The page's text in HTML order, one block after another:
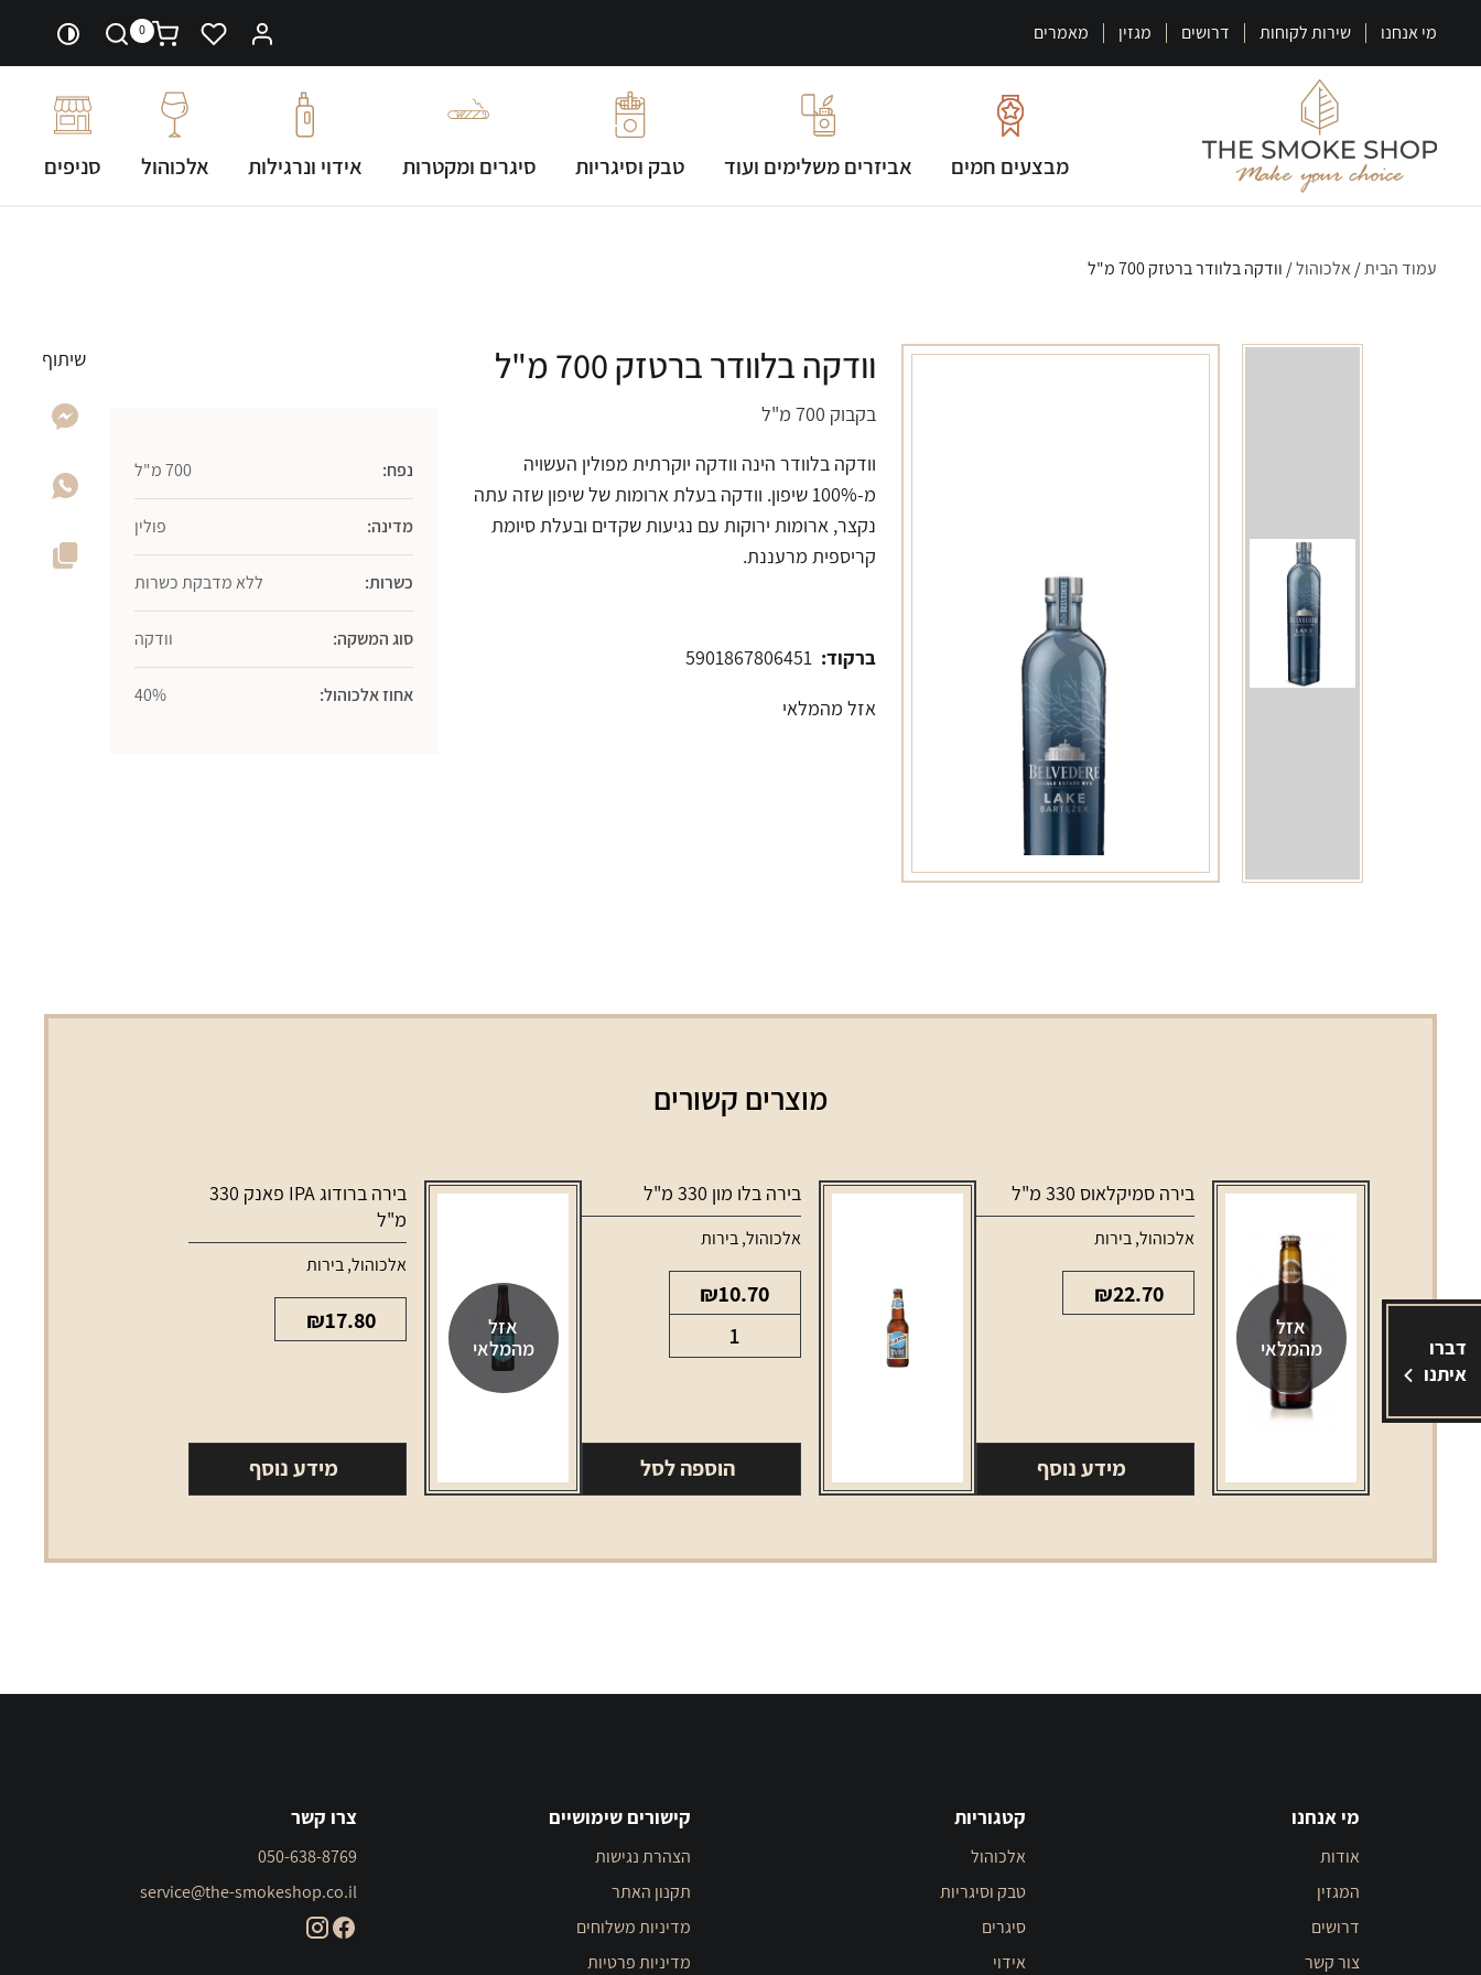
מי אנחנו שירות לקוחות דרושים מגזין מאמרים 0
מבצעים חמים אביזרים משלימים ועוד טבק וסיגריות סיגרים ומקטרות אידוי ונרגילות אלכוהול סניפים
דברו
איתנו
עמוד הבית/ אלכוהול/ וודקה בלוודר ברטזק 700 מ"ל
וודקה בלוודר ברטזק 700 מ"ל
בקבוק 700 מ"ל
וודקה בלוודר הינה וודקה יוקרתית מפולין העשויה
מ-100% שיפון. וודקה בעלת ארומות של שיפון שזה עתה
נקצר, ארומות ירוקות עם נגיעות שקדים ובעלת סיומת
קריספית מרעננת.
ברקוד:
אזל מהמלאי
נפח: 700 מ"ל
מדינה: פולין
כשרות: ללא מדבקת כשרות
סוג המשקה: וודקה
אחוז אלכוהול: 40%
שיתוף
מוצרים קשורים
אזל
מהמלאי
בירה סמיקלאוס 330 מ"ל
אלכוהול,בירות
₪22.70
מידע נוסף
בירה בלו מון 330 מ"ל
אלכוהול,בירות
₪10.70
של
מון
הוספה לסל
אזל
מהמלאי
בירה ברודוג IPA פאנק 330
מ"ל
אלכוהול,בירות
₪17.80
מידע נוסף
מי אנחנו
אודות
המגזין
דרושים
צור קשר
קטגוריות
אלכוהול
טבק וסיגריות
סיגרים
אידוי
קישורים שימושיים
הצהרת נגישות
תקנון האתר
מדיניות משלוחים
מדיניות פרטיות
צרו קשר
050-638-8769
service@the-smokeshop.co.il